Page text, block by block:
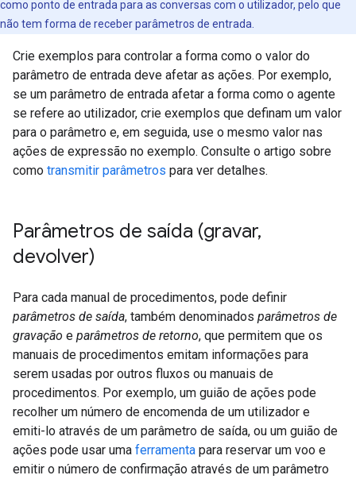
como ponto de entrada para as conversas com o utilizador, pelo que
não tem forma de receber parâmetros de entrada.
Crie exemplos para controlar a forma como o valor do
parâmetro de entrada deve afetar as ações. Por exemplo,
se um parâmetro de entrada afetar a forma como o agente
se refere ao utilizador, crie exemplos que definam um valor
para o parâmetro e, em seguida, use o mesmo valor nas
ações de expressão no exemplo. Consulte o artigo sobre
como transmitir parâmetros para ver detalhes.
Parâmetros de saída (gravar,
devolver)
Para cada manual de procedimentos, pode definir
parâmetros de saída, também denominados parâmetros de
gravação e parâmetros de retorno, que permitem que os
manuais de procedimentos emitam informações para
serem usadas por outros fluxos ou manuais de
procedimentos. Por exemplo, um guião de ações pode
recolher um número de encomenda de um utilizador e
emiti-lo através de um parâmetro de saída, ou um guião de
ações pode usar uma ferramenta para reservar um voo e
emitir o número de confirmação através de um parâmetro